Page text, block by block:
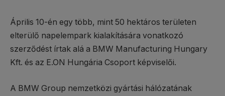
Április 10-én egy több, mint 50 hektáros területen
elterülő napelempark kialakítására vonatkozó
szerződést írtak alá a BMW Manufacturing Hungary
Kft. és az E.ON Hungária Csoport képviselői.
A BMW Group nemzetközi gyártási hálózatának